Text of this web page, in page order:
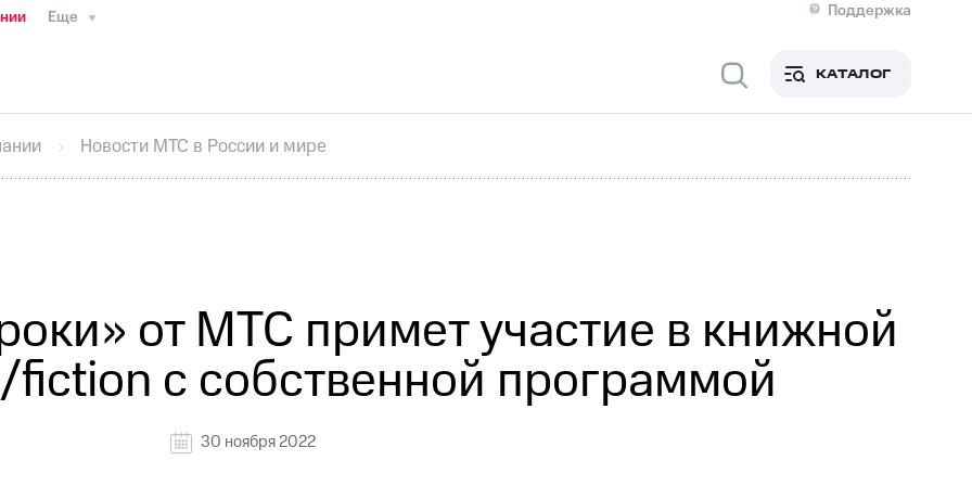
Еще
Поддержка
Медиа-центр
ИнтервьюФинансовая отчетностьКонтактыНовости в регионе
секретарьРаскрытие информации
кабинет акционераАкционерный капиталКонтроль и аудитРынок акций
КАТАЛОГ
Новости МТС в России и мире
от МТС примет участие в книжной
с собственной программой
30 ноября 2022